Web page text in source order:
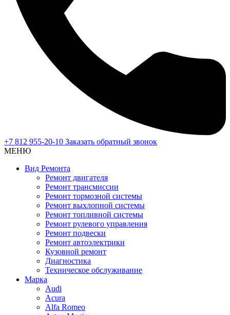
+7 812 955-20-10 Заказать обратный звонок
МЕНЮ
Вид Ремонта
Ремонт двигателя
Ремонт трансмиссии
Ремонт тормозной системы
Ремонт выхлопной системы
Ремонт топливной системы
Ремонт рулевого управления
Ремонт подвески
Ремонт автоэлектрики
Кузовной ремонт
Диагностика
Техническое обслуживание
Марка
Audi
Acura
Alfa Romeo